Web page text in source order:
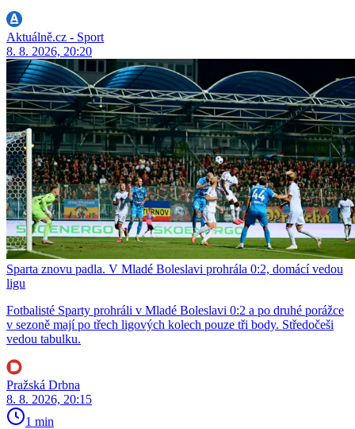
Aktuálně.cz - Sport
8. 8. 2026, 20:20
Sparta znovu padla. V Mladé Boleslavi prohrála 0:2, domácí vedou
ligu
Fotbalisté Sparty prohráli v Mladé Boleslavi 0:2 a po druhé porážce
v sezoně mají po třech ligových kolech pouze tři body. Středočeši
vedou tabulku.
Pražská Drbna
8. 8. 2026, 20:15
1 min